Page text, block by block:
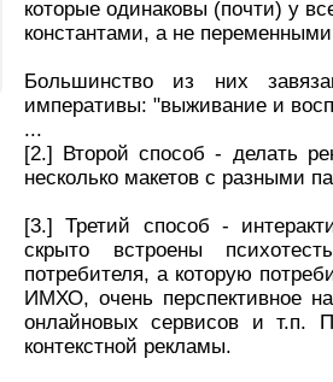
которые одинаковы (почти) у
константами, а не
Большинство из них
императивы: "выживание и
...
[2.] Второй способ - делать
несколько макетов с разными
[3.] Третий способ -
скрыто встроены
потребителя, а которую
ИМХО, очень перспективное
онлайновых сервисов и т.п.
контекстной рекламы.